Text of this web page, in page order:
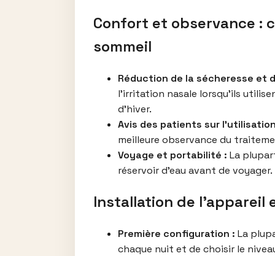
Confort et observance :
sommeil
Réduction de la sécheresse et
l’irritation nasale lorsqu’ils
d’hiver.
Avis des patients sur
meilleure observance du
Voyage et portabilité : La
réservoir d’eau avant de voyager.
Installation de
Première configuration : La
chaque nuit et de choisir le